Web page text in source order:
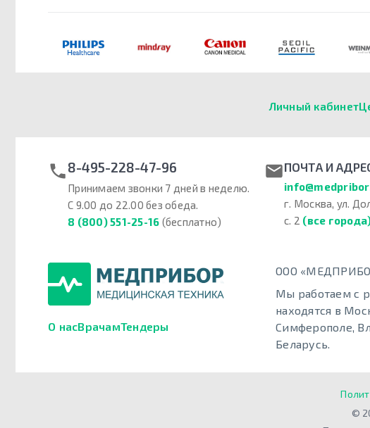
Личный кабинет
8-495-228-47-96
Принимаем звонки 7 дней в неделю.
С 9.00 до 22.00 без обеда.
8 (800) 551-25-16 (бесплатно)
ПОЧТА И
г. Москва, ул.
с. 2 (все
О насВрачамТендеры
ООО
Мы работаем с
находятся в
Симферополе,
Беларусь.
©